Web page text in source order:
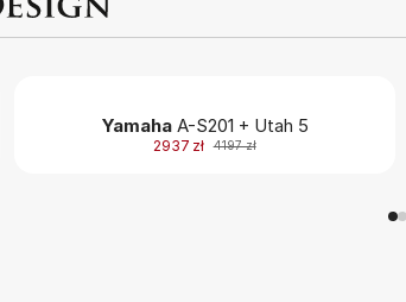
YamahaA-S201 + Utah 5
2937 zł 4197 zł